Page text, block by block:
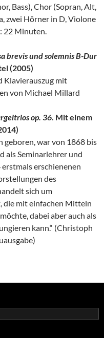
Bass), Chor (Sopran, Alt,
zwei Hörner in D, Violone
22 Minuten.
brevis und solemnis B-Dur
(2005)
Klavierauszug mit
von Michael Millard
op. 36. Mit einem
geboren, war von 1868 bis
als Seminarlehrer und
erschienenen
des
sich um
die mit einfachen Mitteln
dabei aber auch als
kann.“ (Christoph